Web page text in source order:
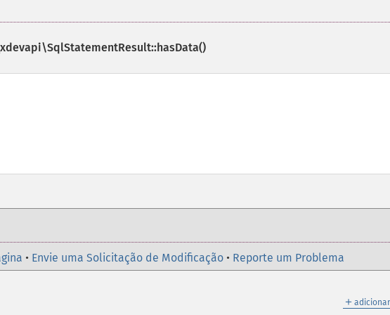
• Envie uma Solicitação de Modificação • Reporte um Problema
＋